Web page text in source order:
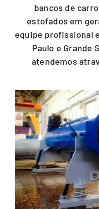
bancos de
estofados em
equipe profissional
Paulo e Grande
atendemos